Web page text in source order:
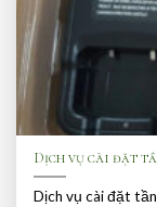
Dịch vụ cài đặt
Dịch vụ cài đặt